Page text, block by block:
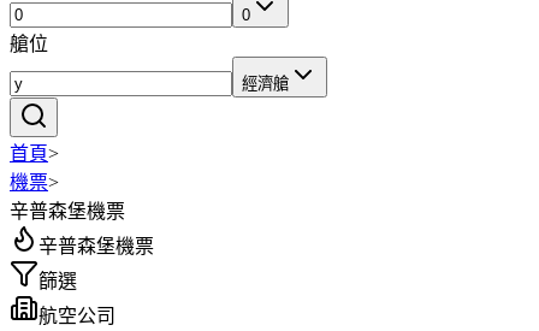
0
艙位
經濟艙
首頁>
機票>
辛普森堡機票
辛普森堡機票
篩選
航空公司